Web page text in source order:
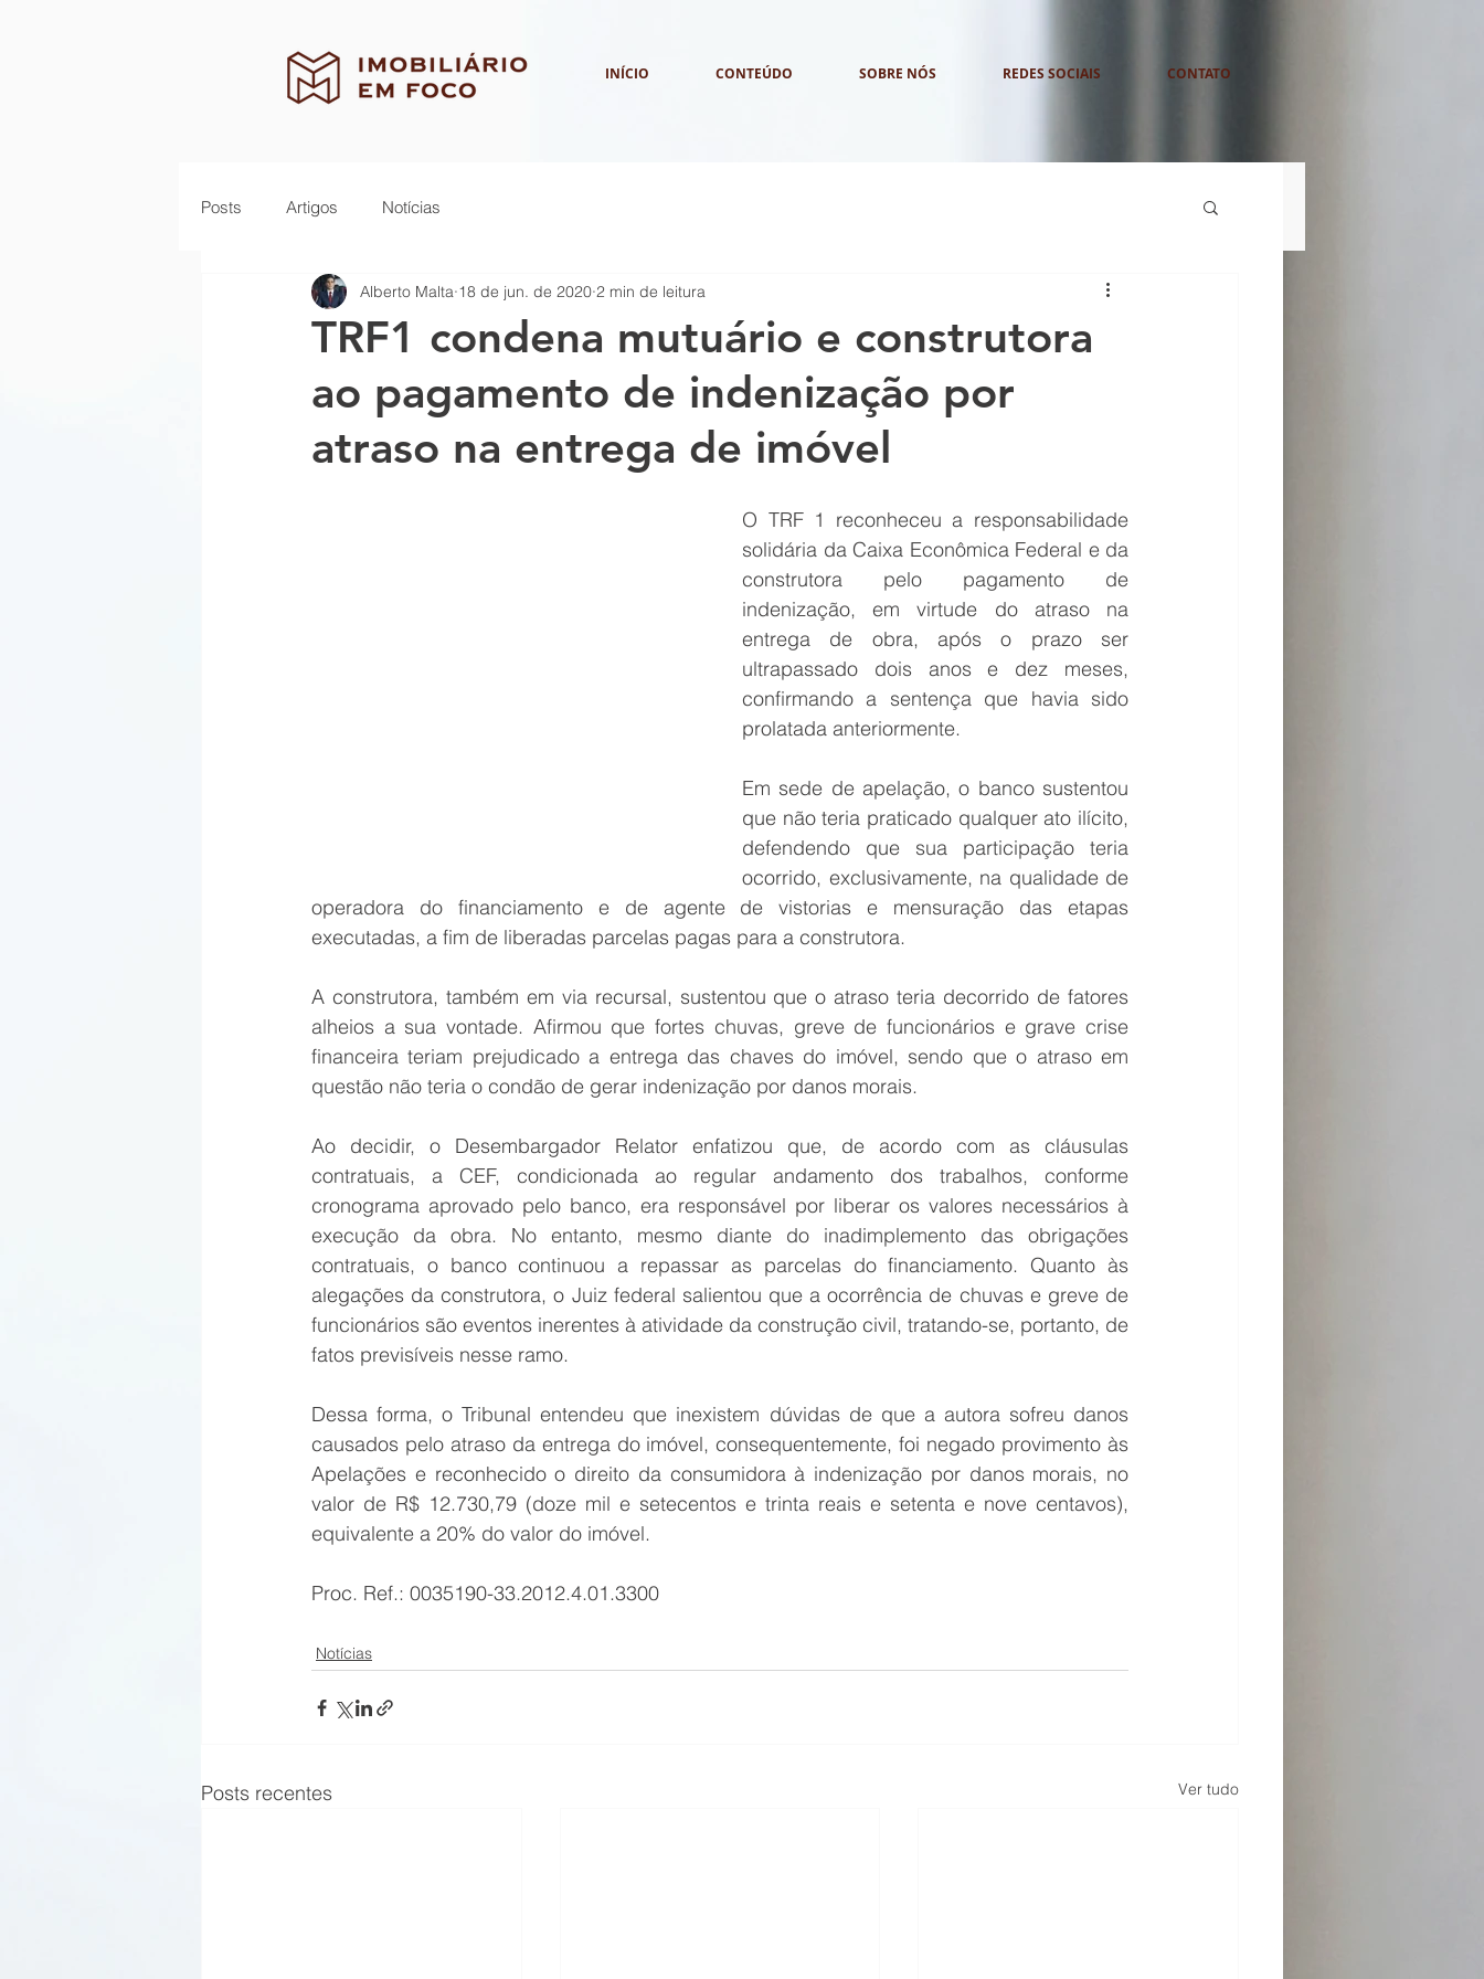
INÍCIO CONTEÚDO SOBRE NÓS REDES SOCIAIS CONTATO
Posts Artigos Notícias
TRF1 condena mutuário e construtora
ao pagamento de indenização por
atraso na entrega de imóvel
Alberto Malta 18 de jun. de 2020 2 min de leitura
O TRF 1 reconheceu a responsabilidade
solidária da Caixa Econômica Federal e da
construtora pelo pagamento de
indenização, em virtude do atraso na
entrega de obra, após o prazo ser
ultrapassado dois anos e dez meses,
confirmando a sentença que havia sido
prolatada anteriormente.
Em sede de apelação, o banco sustentou
que não teria praticado qualquer ato ilícito,
defendendo que sua participação teria
ocorrido, exclusivamente, na qualidade de
operadora do financiamento e de agente de vistorias e mensuração das etapas
executadas, a fim de liberadas parcelas pagas para a construtora.
A construtora, também em via recursal, sustentou que o atraso teria decorrido de fatores
alheios a sua vontade. Afirmou que fortes chuvas, greve de funcionários e grave crise
financeira teriam prejudicado a entrega das chaves do imóvel, sendo que o atraso em
questão não teria o condão de gerar indenização por danos morais.
Ao decidir, o Desembargador Relator enfatizou que, de acordo com as cláusulas
contratuais, a CEF, condicionada ao regular andamento dos trabalhos, conforme
cronograma aprovado pelo banco, era responsável por liberar os valores necessários à
execução da obra. No entanto, mesmo diante do inadimplemento das obrigações
contratuais, o banco continuou a repassar as parcelas do financiamento. Quanto às
alegações da construtora, o Juiz federal salientou que a ocorrência de chuvas e greve de
funcionários são eventos inerentes à atividade da construção civil, tratando-se, portanto, de
fatos previsíveis nesse ramo.
Dessa forma, o Tribunal entendeu que inexistem dúvidas de que a autora sofreu danos
causados pelo atraso da entrega do imóvel, consequentemente, foi negado provimento às
Apelações e reconhecido o direito da consumidora à indenização por danos morais, no
valor de R$ 12.730,79 (doze mil e setecentos e trinta reais e setenta e nove centavos),
equivalente a 20% do valor do imóvel.
Proc. Ref.: 0035190-33.2012.4.01.3300
Notícias
Posts recentes Ver tudo